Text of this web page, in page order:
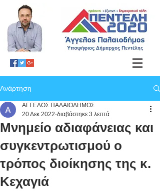
Ανάρτηση
Μνημείο αδιαφάνειας και
συγκεντρωτισμού ο
τρόπος διοίκησης της κ.
Κεχαγιά
ΑΓΓΕΛΟΣ ΠΑΛΑΙΟΔΗΜΟΣ
20 Δεκ 2022 διαβάστηκε 3 λεπτά